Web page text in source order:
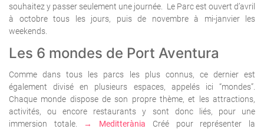
souhaitez y passer seulement une journée.
Le Parc est ouvert d’avril
à octobre tous les jours, puis de novembre à mi-janvier les
weekends.
Les 6 mondes de Port Aventura
Comme dans tous les parcs les plus connus, ce dernier est
également divisé en plusieurs espaces, appelés ici “mondes”.
Chaque monde dispose de son propre thème, et les attractions,
activités, ou encore restaurants y sont donc liés, pour une
immersion totale. → Meditterània
Créé pour représenter la